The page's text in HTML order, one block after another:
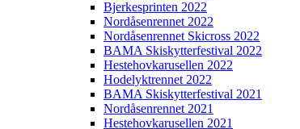
Bjerkesprinten 2022
Nordåsenrennet 2022
Nordåsenrennet Skicross 2022
BAMA Skiskytterfestival 2022
Hestehovkarusellen 2022
Hodelyktrennet 2022
BAMA Skiskytterfestival 2021
Nordåsenrennet 2021
Hestehovkarusellen 2021